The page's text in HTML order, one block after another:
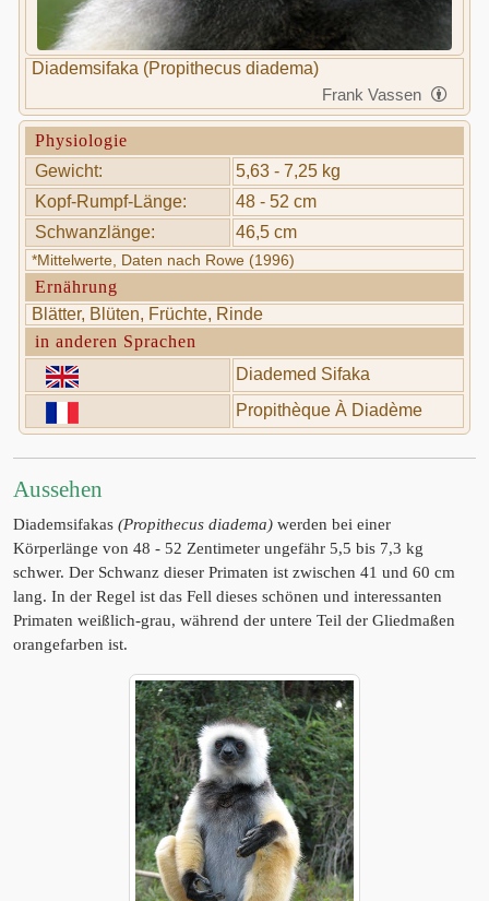
Diademsifaka (Propithecus diadema)
Frank Vassen
Physiologie
Gewicht:
5,63 - 7,25 kg
Kopf-Rumpf-Länge:
48 - 52 cm
Schwanzlänge:
46,5 cm
*Mittelwerte, Daten nach Rowe (1996)
Ernährung
Blätter, Blüten, Früchte, Rinde
in anderen Sprachen
Diademed Sifaka
Propithèque À Diadème
Aussehen
Diademsifakas (Propithecus diadema) werden bei einer
Körperlänge von 48 - 52 Zentimeter ungefähr 5,5 bis 7,3 kg
schwer. Der Schwanz dieser Primaten ist zwischen 41 und 60 cm
lang. In der Regel ist das Fell dieses schönen und interessanten
Primaten weißlich-grau, während der untere Teil der Gliedmaßen
orangefarben ist.